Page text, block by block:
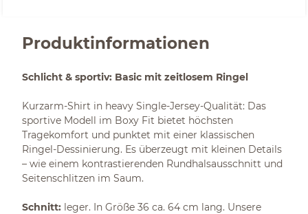
Produktinformationen
Schlicht & sportiv: Basic mit zeitlosem Ringel
Kurzarm-Shirt in heavy Single-Jersey-Qualität: Das
sportive Modell im Boxy Fit bietet höchsten
Tragekomfort und punktet mit einer klassischen
Ringel-Dessinierung. Es überzeugt mit kleinen Details
– wie einem kontrastierenden Rundhalsausschnitt und
Seitenschlitzen im Saum.
Schnitt: leger. In Größe 36 ca. 64 cm lang. Unsere